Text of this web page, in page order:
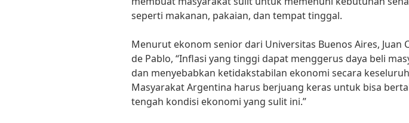
seperti makanan, pakaian, dan tempat tinggal.
Menurut ekonom senior dari Universitas Buenos Aires, Juan
de Pablo, “Inflasi yang tinggi dapat menggerus daya beli
dan menyebabkan ketidakstabilan ekonomi secara
Masyarakat Argentina harus berjuang keras untuk bisa
tengah kondisi ekonomi yang sulit ini.”